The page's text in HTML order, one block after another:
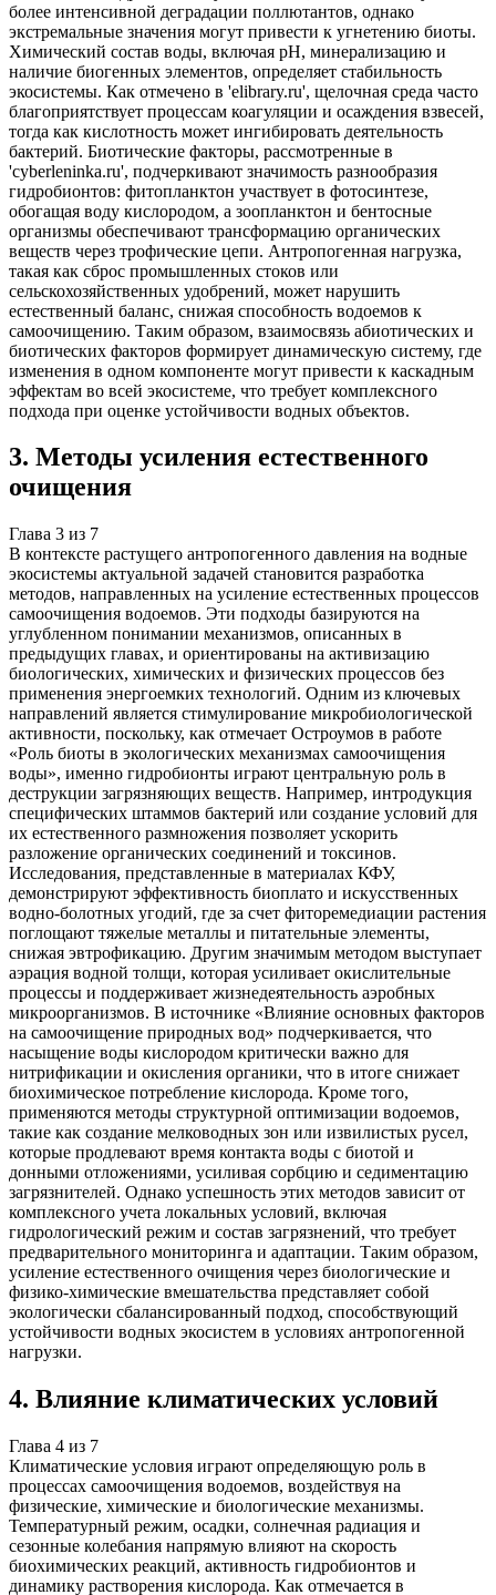
более интенсивной деградации поллютантов, однако
экстремальные значения могут привести к угнетению биоты.
Химический состав воды, включая pH, минерализацию и
наличие биогенных элементов, определяет стабильность
экосистемы. Как отмечено в 'elibrary.ru', щелочная среда часто
благоприятствует процессам коагуляции и осаждения взвесей,
тогда как кислотность может ингибировать деятельность
бактерий. Биотические факторы, рассмотренные в
'cyberleninka.ru', подчеркивают значимость разнообразия
гидробионтов: фитопланктон участвует в фотосинтезе,
обогащая воду кислородом, а зоопланктон и бентосные
организмы обеспечивают трансформацию органических
веществ через трофические цепи. Антропогенная нагрузка,
такая как сброс промышленных стоков или
сельскохозяйственных удобрений, может нарушить
естественный баланс, снижая способность водоемов к
самоочищению. Таким образом, взаимосвязь абиотических и
биотических факторов формирует динамическую систему, где
изменения в одном компоненте могут привести к каскадным
эффектам во всей экосистеме, что требует комплексного
подхода при оценке устойчивости водных объектов.
3. Методы усиления естественного
очищения
Глава 3 из 7
В контексте растущего антропогенного давления на водные
экосистемы актуальной задачей становится разработка
методов, направленных на усиление естественных процессов
самоочищения водоемов. Эти подходы базируются на
углубленном понимании механизмов, описанных в
предыдущих главах, и ориентированы на активизацию
биологических, химических и физических процессов без
применения энергоемких технологий. Одним из ключевых
направлений является стимулирование микробиологической
активности, поскольку, как отмечает Остроумов в работе
«Роль биоты в экологических механизмах самоочищения
воды», именно гидробионты играют центральную роль в
деструкции загрязняющих веществ. Например, интродукция
специфических штаммов бактерий или создание условий для
их естественного размножения позволяет ускорить
разложение органических соединений и токсинов.
Исследования, представленные в материалах КФУ,
демонстрируют эффективность биоплато и искусственных
водно-болотных угодий, где за счет фиторемедиации растения
поглощают тяжелые металлы и питательные элементы,
снижая эвтрофикацию. Другим значимым методом выступает
аэрация водной толщи, которая усиливает окислительные
процессы и поддерживает жизнедеятельность аэробных
микроорганизмов. В источнике «Влияние основных факторов
на самоочищение природных вод» подчеркивается, что
насыщение воды кислородом критически важно для
нитрификации и окисления органики, что в итоге снижает
биохимическое потребление кислорода. Кроме того,
применяются методы структурной оптимизации водоемов,
такие как создание мелководных зон или извилистых русел,
которые продлевают время контакта воды с биотой и
донными отложениями, усиливая сорбцию и седиментацию
загрязнителей. Однако успешность этих методов зависит от
комплексного учета локальных условий, включая
гидрологический режим и состав загрязнений, что требует
предварительного мониторинга и адаптации. Таким образом,
усиление естественного очищения через биологические и
физико-химические вмешательства представляет собой
экологически сбалансированный подход, способствующий
устойчивости водных экосистем в условиях антропогенной
нагрузки.
4. Влияние климатических условий
Глава 4 из 7
Климатические условия играют определяющую роль в
процессах самоочищения водоемов, воздействуя на
физические, химические и биологические механизмы.
Температурный режим, осадки, солнечная радиация и
сезонные колебания напрямую влияют на скорость
биохимических реакций, активность гидробионтов и
динамику растворения кислорода. Как отмечается в